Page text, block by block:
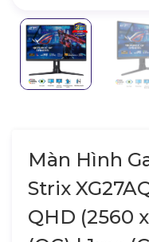
Màn Hình
Strix
QHD (2560